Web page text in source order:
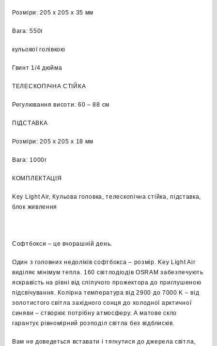
Розміри: 205 x 205 x 35 мм
Вага: 550г
кульової голівкою
Гвинт 1/4 дюйма
ТЕЛЕСКОПІЧНА СТІЙКА
Регулювання висоти: 60 – 88 см
ПІДСТАВКА
Розміри: 205 x 205 x 18 мм
Вага: 1000г
КОМПЛЕКТАЦІЯ
Key Light Air, Кульова головка, телескопічна стійка, підставка,
блок живлення
Софтбокси – це вчорашній день.
Один з головних недоліків софтбокса – розмір. Key Light Air
виділяє мінімум тепла. 160 світлодіодів OSRAM забезпечують
яскравість на рівні від сліпучого прожектора до приглушеною
підсвічування. Колірна температура від 2900 до 7000 K – від
золотистого світла західного сонця до холодної арктичної
синяви – створює потрібну атмосферу. А матове скло
гарантує рівномірний розподіл світла без відблисків.
Вам не доведеться вставати і тягнутися до джерела світла,